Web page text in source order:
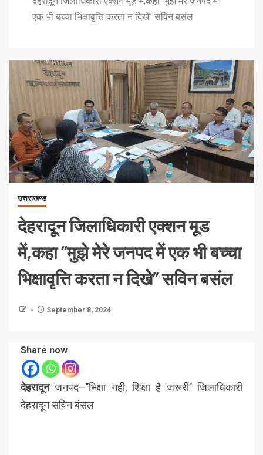
एक भी बच्चा भिक्षावृत्ति करता न दिखे’’ सविन बसंल
उत्तराखण्ड
देहरादून जिलाधिकारी एक्शन मूड
में,कहा ‘‘मुझे मेरे जनपद में एक भी बच्चा
भिक्षावृत्ति करता न दिखे’’ सविन बसंल
September 8, 2024
Share now
देहरादूनजनपद–’’भिक्षा नही, शिक्षा है जरूरी’’ जिलाधिकारी
देहरादून सविन बंसल